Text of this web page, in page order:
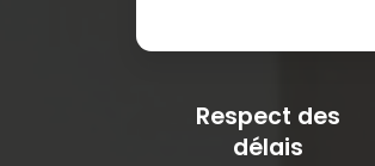
Respect des
délais